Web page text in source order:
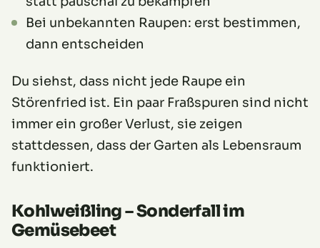
Bei unbekannten Raupen: erst bestimmen,
dann entscheiden
Du siehst, dass nicht jede Raupe ein
Störenfried ist. Ein paar Fraßspuren sind nicht
immer ein großer Verlust, sie zeigen
stattdessen, dass der Garten als Lebensraum
funktioniert.
Kohlweißling – Sonderfall im
Gemüsebeet